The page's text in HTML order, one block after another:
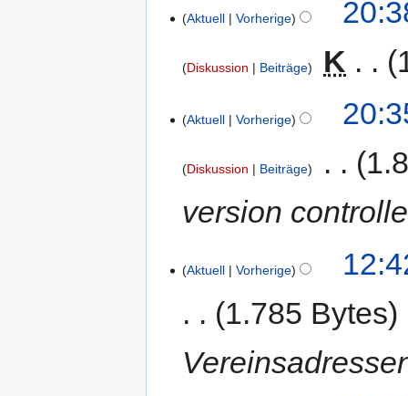
Aktuell Vorherige
Diskussion Beiträge K
Aktuell Vorherige
Diskussion Beiträge
version
Aktuell Vorherige
1.785 Bytes